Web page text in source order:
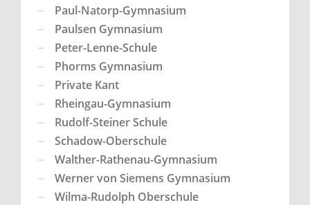
Paul-Natorp-Gymnasium
Paulsen Gymnasium
Peter-Lenne-Schule
Phorms Gymnasium
Private Kant
Rheingau-Gymnasium
Rudolf-Steiner Schule
Schadow-Oberschule
Walther-Rathenau-Gymnasium
Werner von Siemens Gymnasium
Wilma-Rudolph Oberschule